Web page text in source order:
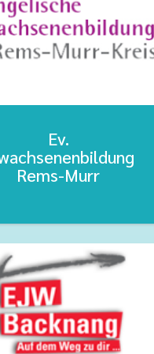
Ev.
Rems-Murr